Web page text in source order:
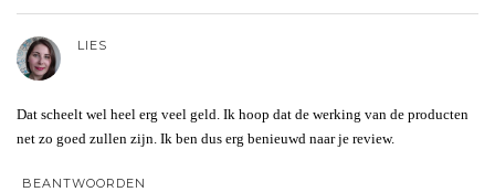
LIES
Dat scheelt wel heel erg veel geld. Ik hoop dat de werking van de producten
net zo goed zullen zijn. Ik ben dus erg benieuwd naar je review.
BEANTWOORDEN